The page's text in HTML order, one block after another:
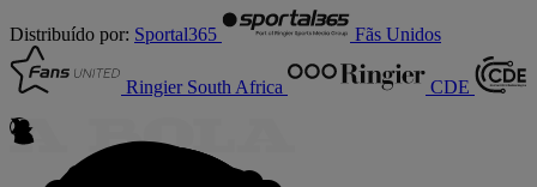
Distribuído por: Sportal365 Fãs Unidos
Ringier South Africa CDE